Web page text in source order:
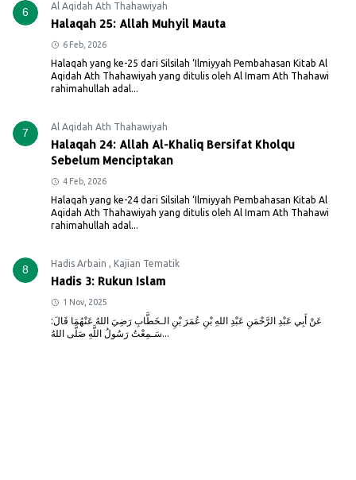
6 Al Aqidah Ath Thahawiyah
Halaqah 25: Allah Muhyil Mauta
6 Feb, 2026
Halaqah yang ke-25 dari Silsilah ‘Ilmiyyah Pembahasan Kitab Al
Aqidah Ath Thahawiyah yang ditulis oleh Al Imam Ath Thahawi
rahimahullah adal...
7 Al Aqidah Ath Thahawiyah
Halaqah 24: Allah Al-Khaliq Bersifat Kholqu
Sebelum Menciptakan
4 Feb, 2026
Halaqah yang ke-24 dari Silsilah ‘Ilmiyyah Pembahasan Kitab Al
Aqidah Ath Thahawiyah yang ditulis oleh Al Imam Ath Thahawi
rahimahullah adal...
8 Hadis Arbain , Kajian Tematik
Hadis 3: Rukun Islam
1 Nov, 2025
عَنْ أَبِي عَبْدِ الرَّحْمَنِ عَبْدِ اللهِ بْنِ عُمَرَ بْنِ الـخَطَّابِ رَضِيَ اللهُ عَنْهُمَا قَالَ:
سَـمِعْتُ رَسُولُ اللَّهِ صَلَّى اللهُ...